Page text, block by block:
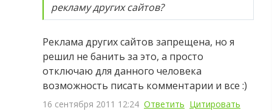
рекламу других сайтов?
Реклама других сайтов запрещена, но я
решил не банить за это, а просто
отключаю для данного человека
возможность писать комментарии и все :)
16 сентября 2011 12:24 Ответить Цитировать